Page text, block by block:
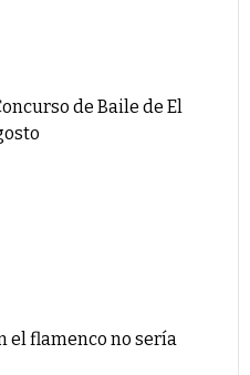
de Baile de El
el flamenco no sería